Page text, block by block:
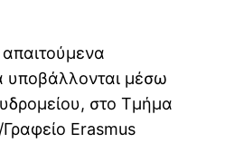
απαιτούμενα
υποβάλλονται μέσω
στο Τμήμα
Erasmus